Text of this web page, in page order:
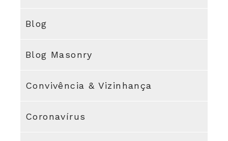
Blog
Blog Masonry
Convivência & Vizinhança
Coronavírus